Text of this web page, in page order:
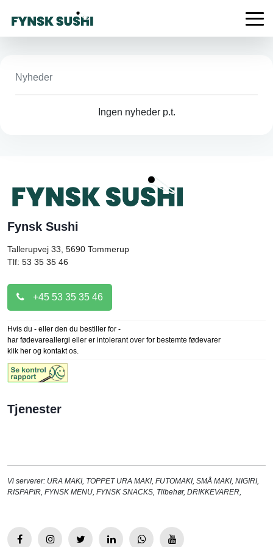
Nyheder
Ingen nyheder p.t.
Fynsk Sushi
Tallerupvej 33, 5690 Tommerup
Tlf: 53 35 35 46
+45 53 35 35 46
Hvis du - eller den du bestiller for -
har fødevareallergi eller er intolerant over for bestemte fødevarer
klik her og kontakt os.
Tjenester
Vi serverer: URA MAKI, TOPPET URA MAKI, FUTOMAKI, SMÅ MAKI, NIGIRI,
RISPAPIR FYNSK MENU FYNSK SNACKS Tilbehør, DRIKKEVARER